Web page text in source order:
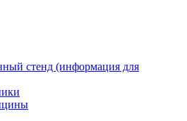
стенд (информация для